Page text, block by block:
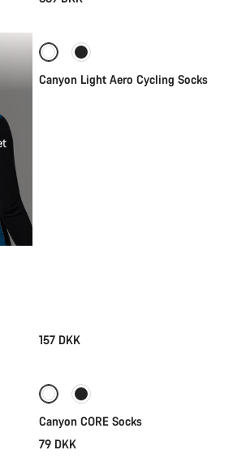
Canyon Light Aero Cycling Socks
157 DKK
Canyon CORE Socks
79 DKK